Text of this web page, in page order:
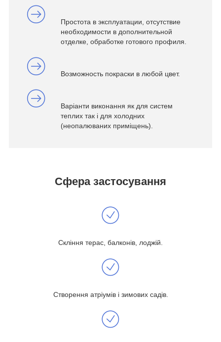
Простота в эксплуатации, отсутствие
необходимости в дополнительной
отделке, обработке готового профиля.
Возможность покраски в любой цвет.
Варіанти виконання як для систем
теплих так і для холодних
(неопалюваних приміщень).
Сфера застосування
Скління терас, балконів, лоджій.
Створення атріумів і зимових садів.